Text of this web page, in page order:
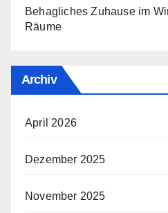
Behagliches Zuhause im
Räume
Archiv
April 2026
Dezember 2025
November 2025